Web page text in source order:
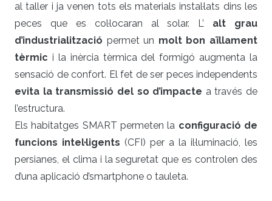
al taller i ja venen tots els materials instal·lats dins les
peces que es col·locaran al solar. L’ alt grau
d’industrialització permet un molt bon aïllament
tèrmic i la inèrcia tèrmica del formigó augmenta la
sensació de confort. El fet de ser peces independents
evita la transmissió del so d’impacte a través de
l’estructura.
Els habitatges SMART permeten la configuració de
funcions intel·ligents (CFI) per a la il·luminació, les
persianes, el clima i la seguretat que es controlen des
d’una aplicació d’smartphone o tauleta.